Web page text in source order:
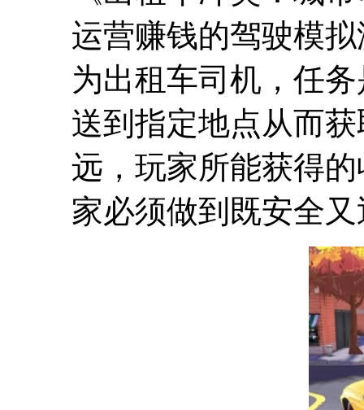
运营赚钱的驾驶模
为出租车司机，任
送到指定地点从而
远，玩家所能获得
家必须做到既安全